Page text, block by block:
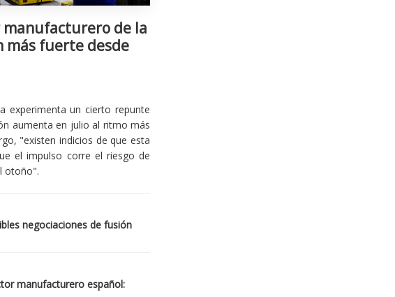
de la
más fuerte desde
experimenta un cierto repunte
aumenta en julio al ritmo más
"existen indicios de que esta
el impulso corre el riesgo de
otoño".
negociaciones de fusión
manufacturero español: